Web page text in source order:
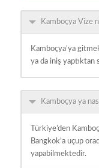
Kamboçya Vize
Kamboçya’ya
ya da iniş yaptıktan
Kamboçya ya
Türkiye’den
Bangkok’a uçup
yapabilmektedir.